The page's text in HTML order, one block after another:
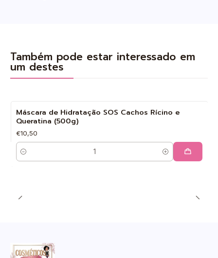
Também pode estar interessado em
um destes
Máscara de Hidratação SOS Cachos Rícino e
Queratina (500g)
€10,50
Quantidade